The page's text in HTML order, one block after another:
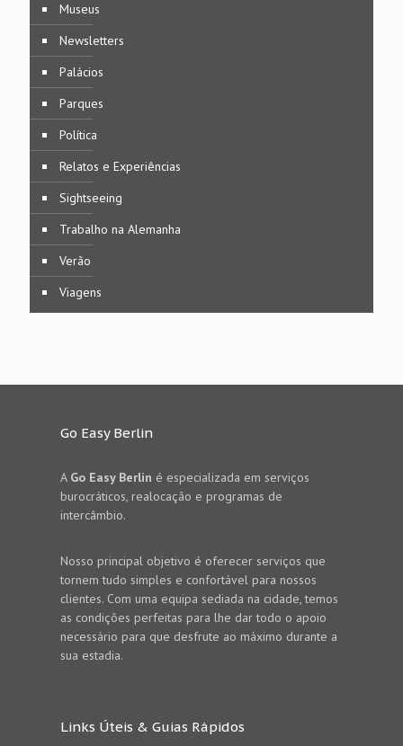
Museus
Newsletters
Palácios
Parques
Política
Relatos e Experiências
Sightseeing
Trabalho na Alemanha
Verão
Viagens
Go Easy Berlin
A Go Easy Berlin é especializada em serviços
burocráticos, realocação e programas de
intercâmbio.
Nosso principal objetivo é oferecer serviços que
tornem tudo simples e confortável para nossos
clientes. Com uma equipa sediada na cidade, temos
as condições perfeitas para lhe dar todo o apoio
necessário para que desfrute ao máximo durante a
sua estadia.
Links Úteis & Guias Rápidos